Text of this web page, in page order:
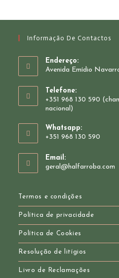
Informação De Contactos
Endereço:
Avenida Emídio
Telefone:
+351 968 130 590
nacional)
Whatsapp:
+351 968 130 590
in
your
Email:
geral@halfarroba.com
Termos e condições
Política de privacidade
Política de Cookies
Resolução de litígios
Livro de Reclamações